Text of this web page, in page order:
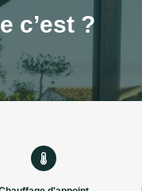
c’est ?